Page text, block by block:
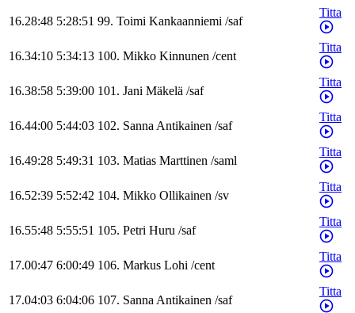
16.28:48 5:28:51 99. Toimi Kankaanniemi /saf
Titta
16.34:10 5:34:13 100. Mikko Kinnunen /cent
Titta
16.38:58 5:39:00 101. Jani Mäkelä /saf
Titta
16.44:00 5:44:03 102. SannaAntikainen /saf
Titta
16.49:28 5:49:31 103. Matias Marttinen /saml
Titta
16.52:39 5:52:42 104. Mikko Ollikainen /sv
Titta
16.55:48 5:55:51 105. Petri Huru /saf
Titta
17.00:47 6:00:49 106. Markus Lohi /cent
Titta
17.04:03 6:04:06 107. SannaAntikainen /saf
Titta